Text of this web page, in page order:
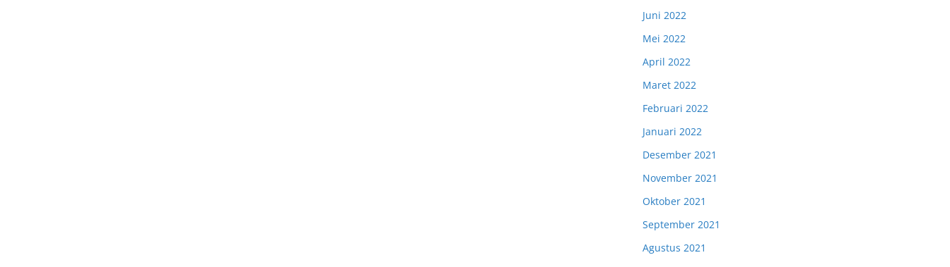
Juni 2022
Mei 2022
April 2022
Maret 2022
Februari 2022
Januari 2022
Desember 2021
November 2021
Oktober 2021
September 2021
Agustus 2021